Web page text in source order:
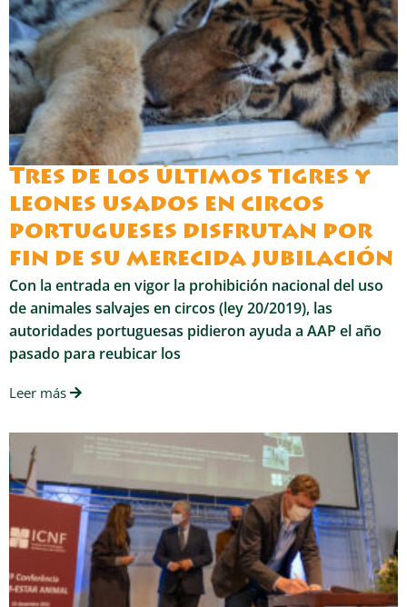
Tres de los últimos tigres y
leones usados en circos
portugueses disfrutan por
fin de su merecida jubilación
Con la entrada en vigor la prohibición nacional del uso
de animales salvajes en circos (ley 20/2019), las
autoridades portuguesas pidieron ayuda a AAP el año
pasado para reubicar los
Leer más